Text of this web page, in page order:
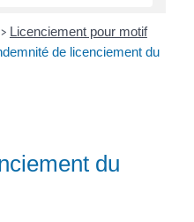
> Licenciement pour motif
de licenciement du
du